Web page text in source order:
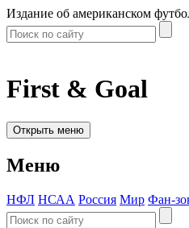
Издание об американском
First & Goal
Открыть меню
Меню
НФЛ НСАА Россия Мир Фан-